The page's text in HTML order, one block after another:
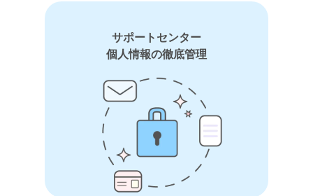
サポートセンター
個人情報の徹底管理